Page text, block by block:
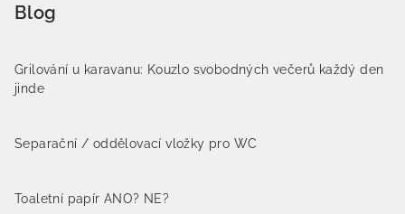
Blog
Grilování u karavanu: Kouzlo svobodných večerů každý den
jinde
Separační / oddělovací vložky pro WC
Toaletní papír ANO? NE?